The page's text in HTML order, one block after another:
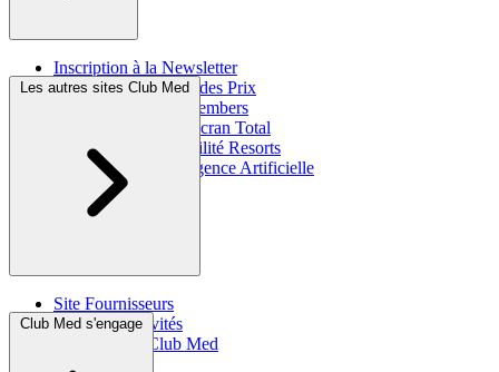
Inscription à la Newsletter
Brochures & Cahier des Prix
Programme Great Members
Assurance Voyage Écran Total
Information accessibilité Resorts
Club Med & l'Intelligence Artificielle
Site Fournisseurs
CSE, Collectivités
Investir avec Club Med